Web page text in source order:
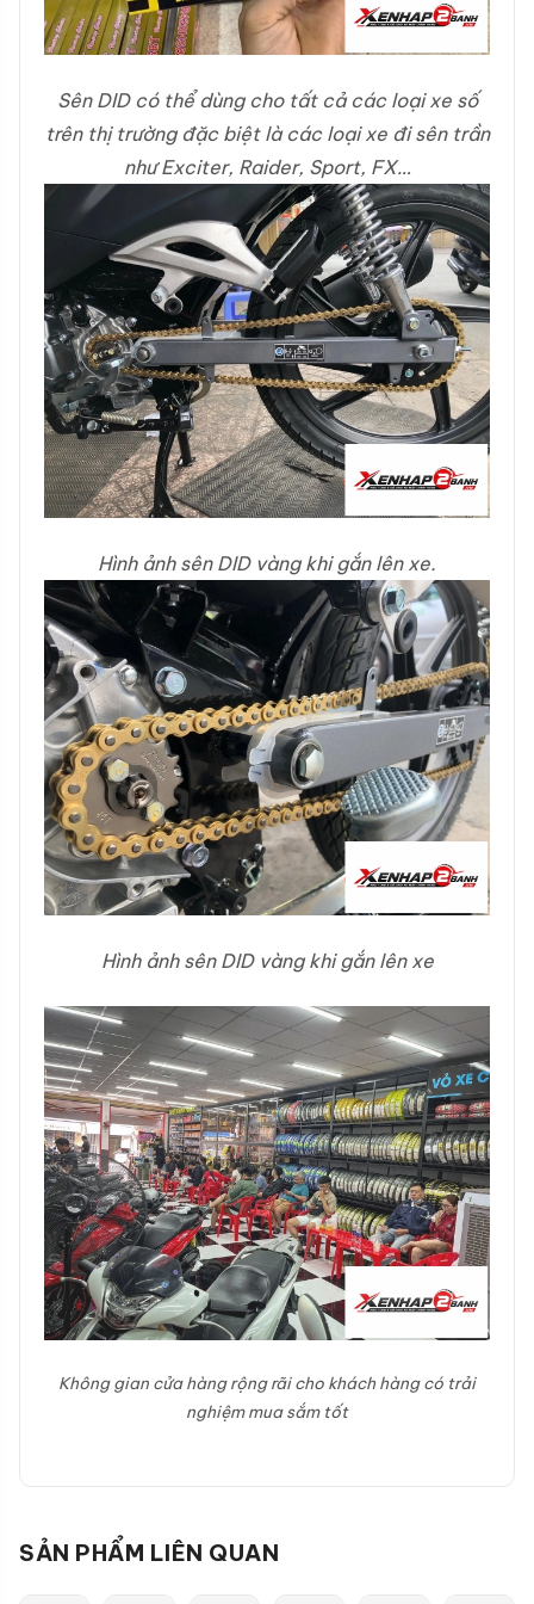
Sên DID có thể dùng cho tất cả các loại xe số
trên thị trường đặc biệt là các loại xe đi sên trần
như Exciter, Raider, Sport, FX…
Hình ảnh sên DID vàng khi gắn lên xe.
Hình ảnh sên DID vàng khi gắn lên xe
Không gian cửa hàng rộng rãi cho khách hàng có trải
nghiệm mua sắm tốt
SẢN PHẨM LIÊN QUAN